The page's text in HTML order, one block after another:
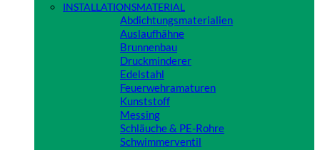
INSTALLATIONSMATERIAL
Abdichtungsmaterialien
Auslaufhähne
Brunnenbau
Druckminderer
Edelstahl
Feuerwehramaturen
Kunststoff
Messing
Schläuche & PE-Rohre
Schwimmerventil